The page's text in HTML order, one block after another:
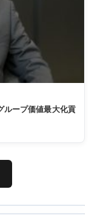
ープ価値最大化貢